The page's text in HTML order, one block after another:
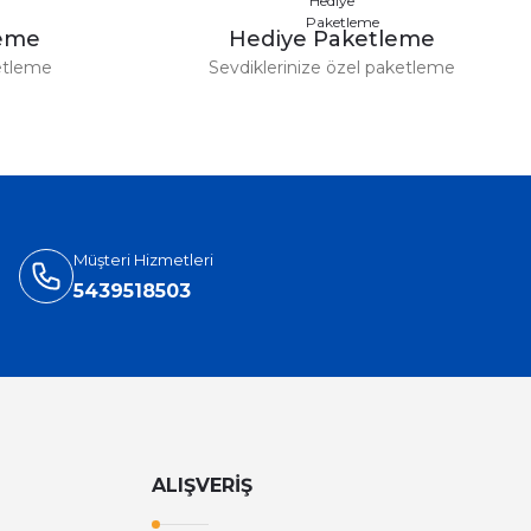
Hediye Paketleme
Sevdiklerinize özel paketleme
Müşteri Hizmetleri
5439518503
ALIŞVERİŞ